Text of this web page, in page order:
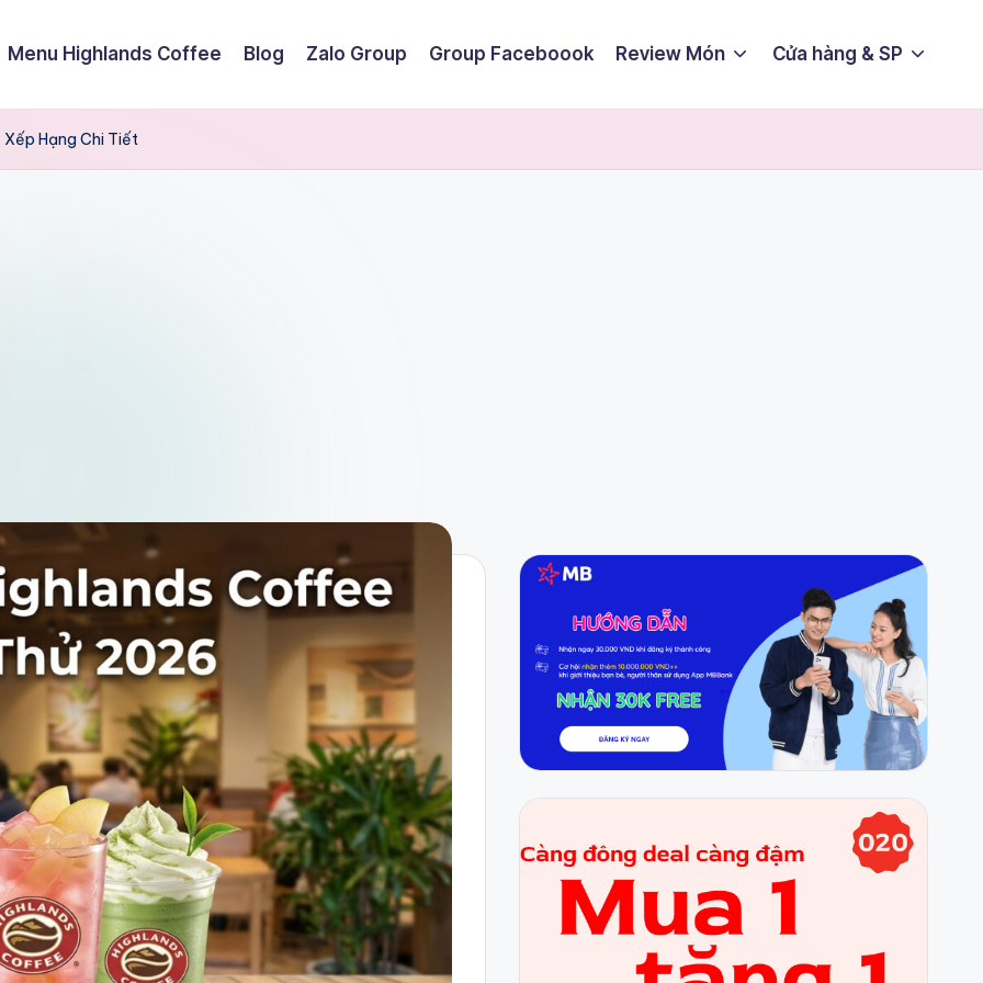
Menu Highlands Coffee Blog Zalo Group Group Faceboook Review Món Cửa hàng & SP
Hạng Chi Tiết